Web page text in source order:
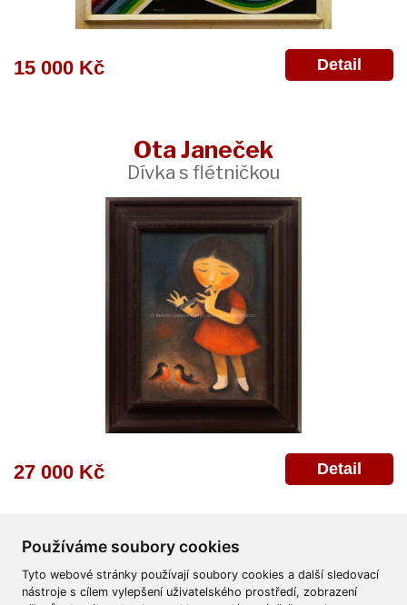
Používáme soubory cookies
Tyto webové stránky používají soubory cookies a další sledovací
nástroje s cílem vylepšení uživatelského prostředí, zobrazení
15 000 Kč Detail
Ota Janeček
Dívka s flétničkou
27 000 Kč Detail